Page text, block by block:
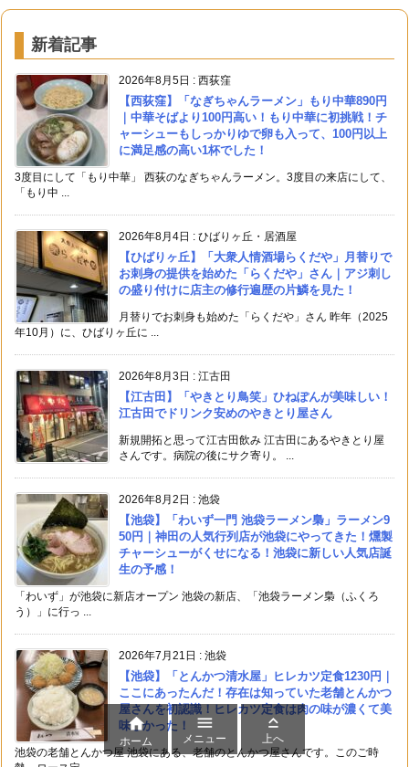
新着記事
2026年8月5日 : 西荻窪
【西荻窪】「なぎちゃんラーメン」もり中華890円
｜中華そばより100円高い！もり中華に初挑戦！チ
ャーシューもしっかりゆで卵も入って、100円以上
に満足感の高い1杯でした！
3度目にして「もり中華」 西荻のなぎちゃんラーメン。3度目の来店にして、
「もり中 ...
2026年8月4日 : ひばりヶ丘・居酒屋
【ひばりヶ丘】「大衆人情酒場らくだや」月替りで
お刺身の提供を始めた「らくだや」さん｜アジ刺し
の盛り付けに店主の修行遍歴の片鱗を見た！
月替りでお刺身も始めた「らくだや」さん 昨年（2025
年10月）に、ひばりヶ丘に ...
2026年8月3日 : 江古田
【江古田】「やきとり鳥笑」ひねぽんが美味しい！
江古田でドリンク安めのやきとり屋さん
新規開拓と思って江古田飲み 江古田にあるやきとり屋
さんです。病院の後にサク寄り。 ...
2026年8月2日 : 池袋
【池袋】「わいず一門 池袋ラーメン梟」ラーメン9
50円｜神田の人気行列店が池袋にやってきた！燻製
チャーシューがくせになる！池袋に新しい人気店誕
生の予感！
「わいず」が池袋に新店オープン 池袋の新店、「池袋ラーメン梟（ふくろ
う）」に行っ ...
2026年7月21日 : 池袋
【池袋】「とんかつ清水屋」ヒレカツ定食1230円｜
ここにあったんだ！存在は知っていた老舗とんかつ
屋さんを初認識！ヒレカツ定食は肉の味が濃くて美
味しかった！
池袋の老舗とんかつ屋 池袋にある、老舗のとんかつ屋さんです。このご時

ホーム

メニュー

上へ